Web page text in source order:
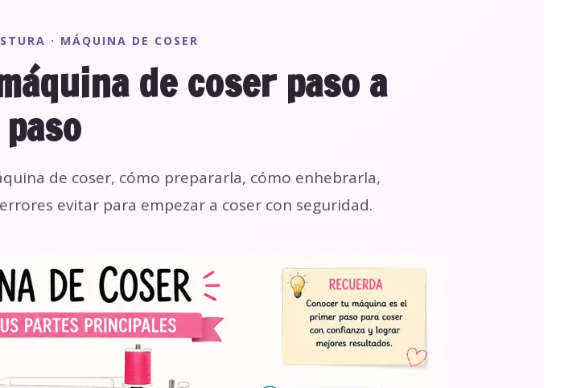
· MÁQUINA DE COSER
de coser paso a
paso
de coser, cómo prepararla, cómo enhebrarla,
evitar para empezar a coser con seguridad.